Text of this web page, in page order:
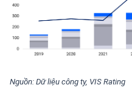
Nguồn: Dữ liệu công ty, VIS Rating